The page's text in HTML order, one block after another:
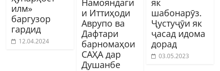
илм»
баргузор
гардид
12.04.2024
Намояндаги
и Иттиҳоди
Аврупо ва
Дафтари
барномаҳои
САҲА дар
Душанбе
як
шабонарӯз.
Ҷустуҷӯи як
ҷасад идома
дорад
03.05.2023